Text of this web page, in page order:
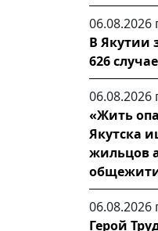
06.08.2026
В Якутии
626
06.08.2026
«Жить
Якутска
жильцов
06.08.2026
Герой